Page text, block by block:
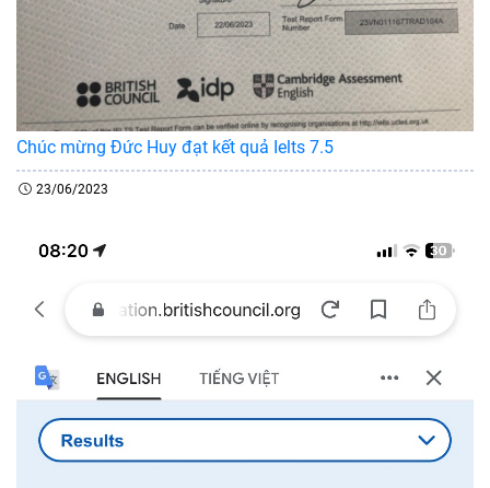
Chúc mừng Đức Huy đạt kết quả Ielts 7.5
23/06/2023